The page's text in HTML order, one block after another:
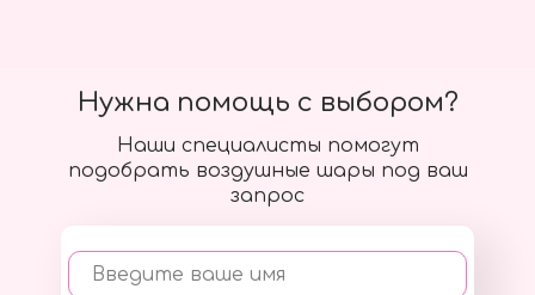
Наши специалисты помогут
подобрать воздушные шары под ваш
запрос
Введите ваше имя
Нужна помощь с выбором?